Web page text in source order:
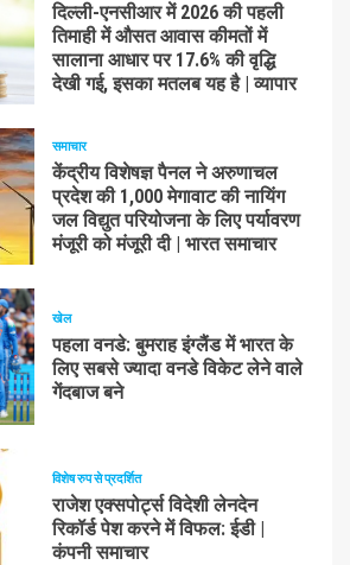
दिल्ली-एनसीआर में 2026 की पहली
तिमाही में औसत आवास कीमतों में
सालाना आधार पर 17.6% की वृद्धि
देखी गई, इसका मतलब यह है | व्यापार
समाचार
केंद्रीय विशेषज्ञ पैनल ने अरुणाचल
प्रदेश की 1,000 मेगावाट की नायिंग
जल विद्युत परियोजना के लिए पर्यावरण
मंजूरी को मंजूरी दी | भारत समाचार
खेल
पहला वनडे: बुमराह इंग्लैंड में भारत के
लिए सबसे ज्यादा वनडे विकेट लेने वाले
गेंदबाज बने
विशेष रुप से प्रदर्शित
राजेश एक्सपोर्ट्स विदेशी लेनदेन
रिकॉर्ड पेश करने में विफल: ईडी |
कंपनी समाचार